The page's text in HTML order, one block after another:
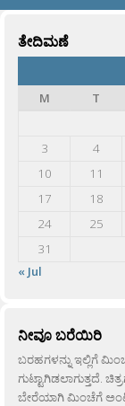
ತೇದಿಮಣೆ
M
T
3
4
10
11
17
18
24
25
31
« Jul
ನೀವೂ ಬರೆಯಿರಿ
ಬರಹಗಳನ್ನು ಇಲ್ಲಿಗೆ
ಗುಟ್ಟಾಗಿಡಲಾಗುತ್ತದೆ.
ಬೇರೆಯಾಗಿ ಮಿಂಚೆಗೆ